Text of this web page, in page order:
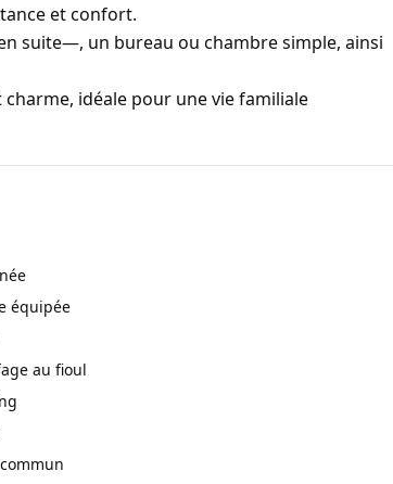
et confort.
suite—, un bureau ou chambre simple, ainsi
idéale pour une vie familiale
équipée
au fioul